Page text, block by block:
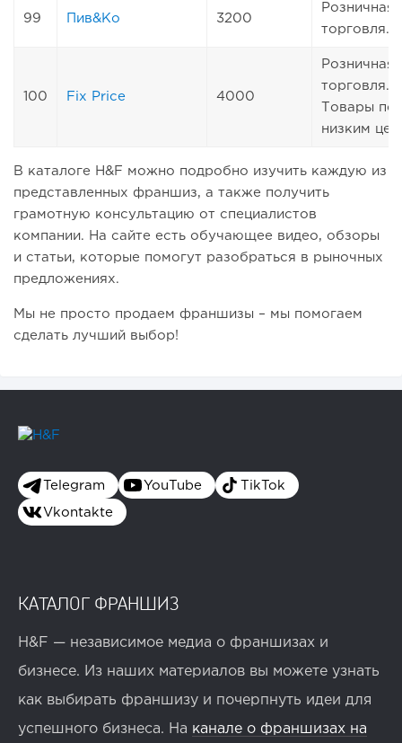
99 Пив&Ко 3200
Розничная
торговля.
100 Fix Price 4000
Розничная
торговля.
Товары по
низким
В каталоге H&F можно подробно изучить каждую из
представленных франшиз, а также получить
грамотную консультацию от специалистов
компании. На сайте есть обучающее видео, обзоры
и статьи, которые помогут разобраться в рыночных
предложениях.
Мы не просто продаем франшизы – мы помогаем
сделать лучший выбор!
Telegram YouTube TikTok
Vkontakte
КАТАЛОГ ФРАНШИЗ
H&F — независимое медиа о франшизах и
бизнесе. Из наших материалов вы можете узнать
как выбирать франшизу и почерпнуть идеи для
успешного бизнеса. На канале о франшизах на